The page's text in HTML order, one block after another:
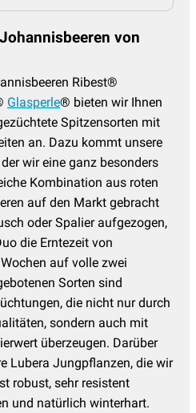
von
Ribest®
Glasperle® bieten wir Ihnen
Spitzensorten mit
an. Dazu kommt unsere
wir eine ganz besonders
Kombination aus roten
auf den Markt gebracht
oder Spalier aufgezogen,
die Erntezeit von
auf volle zwei
Sorten sind
die nicht nur durch
sondern auch mit
überzeugen. Darüber
Lubera Jungpflanzen, die wir
robust, sehr resistent
und natürlich winterhart.